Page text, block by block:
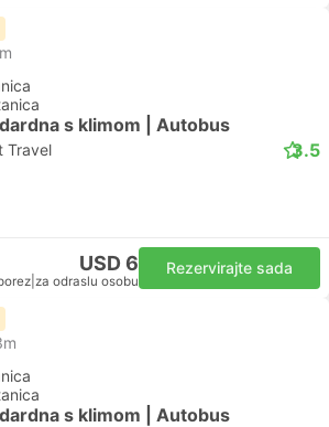
s klimom | Autobus
Travel 3.5
USD 6
za odraslu osobu
Rezervirajte sada
s klimom | Autobus